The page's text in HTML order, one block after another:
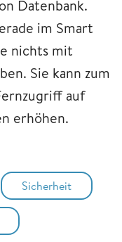
Datenbank.
im Smart
nichts mit
Sie kann zum
auf
erhöhen.
Sicherheit